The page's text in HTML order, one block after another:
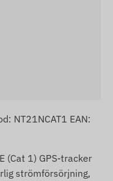
NT21NCAT1 EAN:
(Cat 1) GPS-tracker
strömförsörjning,